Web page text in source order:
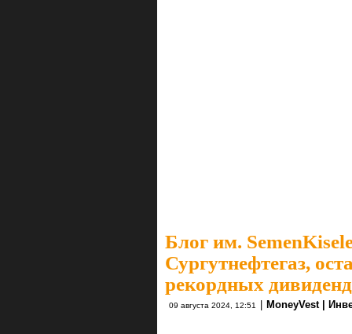
Блог им.
Сургутнефтегаз,
рекордных
09 августа 2024, 12:51 MoneyVest |